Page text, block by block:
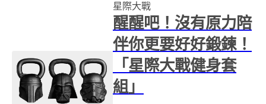
VR7000系列掃地...
星際大戰
醒醒吧！沒有原力陪
伴你更要好好鍛鍊！
「星際大戰健身套
組」